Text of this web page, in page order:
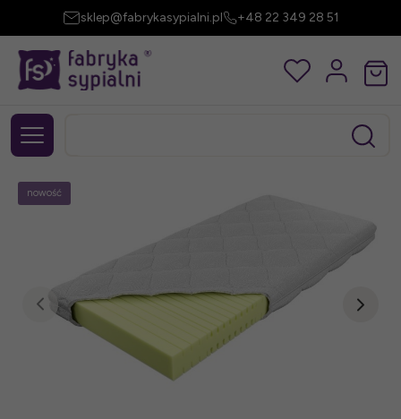
sklep@fabrykasypialni.pl +48 22 349 28 51
nowość